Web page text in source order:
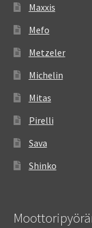
Maxxis
Mefo
Metzeler
Michelin
Mitas
Pirelli
Sava
Shinko